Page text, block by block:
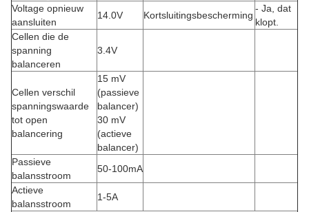
Voltage opnieuw
aansluiten
14.0V Kortsluitingsbescherming
- Ja, dat
klopt.
Cellen die de
spanning
balanceren
3.4V
Cellen verschil
spanningswaarde
tot open
balancering
15 mV
(passieve
balancer)
30 mV
(actieve
balancer)
Passieve
balansstroom
50-100mA
Actieve
balansstroom
1-5A